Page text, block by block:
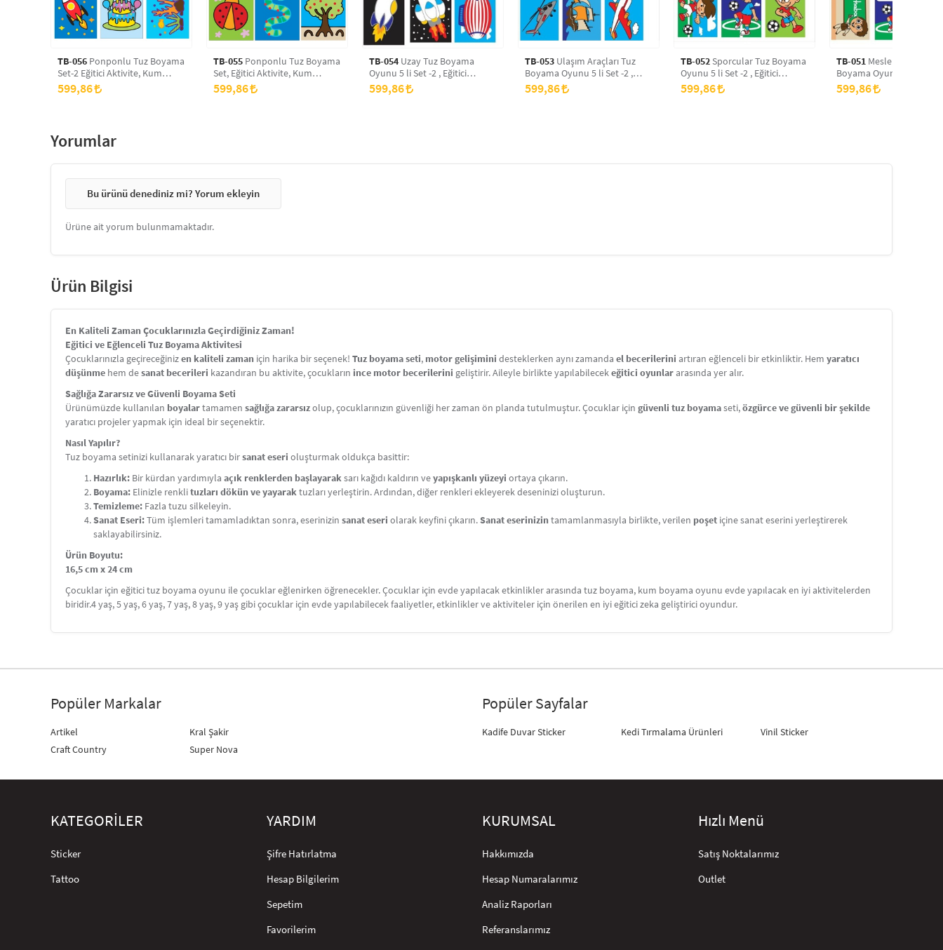
TB-056 Ponponlu Tuz Boyama
Set-2 Eğitici Aktivite, Kum
Boyama Oyunu
599,86
TB-055 Ponponlu Tuz Boyama
Set, Eğitici Aktivite, Kum
Boyama Oyunu
599,86
TB-054 Uzay Tuz Boyama
Oyunu 5 li Set -2 , Eğitici
Aktivite , Kum Boyama Oyunu
TB-054
599,86
TB-053 Ulaşım Araçları Tuz
Boyama Oyunu 5 li Set -2 ,
Eğitici Aktivite , Kum Boyama
Oyunu TB-053
599,86
TB-052 Sporcular Tuz Boyama
Oyunu 5 li Set -2 , Eğitici
Aktivite , Kum Boyama Oyunu
TB-052
599,86
TB-051 Meslekler -2 Tuz
Boyama Oyunu 5 li Set -2
Eğitici Aktivite , Kum
Oyunu TB-051
599,86
Yorumlar
Bu ürünü denediniz mi? Yorum ekleyin
Ürüne ait yorum bulunmamaktadır.
Ürün Bilgisi
En Kaliteli Zaman Çocuklarınızla Geçirdiğiniz Zaman!
Eğitici ve Eğlenceli Tuz Boyama Aktivitesi
Çocuklarınızla geçireceğinizen kaliteli zaman için harika bir seçenek! Tuz boyama seti, motor gelişimini desteklerken aynı zamanda el becerilerini artıran eğlenceli bir etkinliktir. Hem yaratıcı
düşünme hem desanat becerileri kazandıran bu aktivite, çocukların ince motor becerilerini geliştirir. Aileyle birlikte yapılabilecekeğitici oyunlararasında yer alır.
Sağlığa Zararsız ve Güvenli Boyama Seti
Ürünümüzde kullanılan boyalartamamen sağlığa zararsızolup, çocuklarınızın güvenliği her zaman ön planda tutulmuştur. Çocuklar için güvenli tuz boyamaseti,özgürce ve güvenli bir şekilde
yaratıcı projeler yapmak için ideal bir seçenektir.
Nasıl Yapılır?
Tuz boyama setinizi kullanarak yaratıcı birsanat eseri oluşturmak oldukça basittir:
Hazırlık: Bir kürdan yardımıyla açık renklerden başlayaraksarı kağıdı kaldırın veyapışkanlı yüzeyi ortaya çıkarın.
Boyama: Elinizle renklituzları dökün ve yayaraktuzları yerleştirin. Ardından, diğer renkleri ekleyerek deseninizi oluşturun.
Temizleme: Fazla tuzu silkeleyin.
Sanat Eseri:Tüm işlemleri tamamladıktan sonra, eserinizin sanat eseri olarak keyfini çıkarın.Sanat eserinizintamamlanmasıyla birlikte, verilen poşet içine sanat eserini yerleştirerek
saklayabilirsiniz.
Ürün Boyutu:
16,5 cm x 24 cm
Çocuklar için eğitici tuz boyama oyunu ile çocuklar eğlenirken öğrenecekler. Çocuklar için evde yapılacak etkinlikler arasında tuz boyama, kum boyama oyunu evde yapılacak en iyi aktivitelerden
biridir.4 yaş, 5 yaş, 6 yaş, 7 yaş, 8 yaş, 9 yaş gibi çocuklar için evde yapılabilecek faaliyetler, etkinlikler ve aktiviteler için önerilen en iyi eğitici zeka geliştirici oyundur.
Popüler Markalar
Artikel
Craft Country
Kral Şakir
Super Nova
Popüler Sayfalar
Kadife Duvar Sticker Kedi Tırmalama Ürünleri Vinil Sticker
KATEGORİLER
Sticker
Tattoo
YARDIM
Şifre Hatırlatma
Hesap Bilgilerim
Sepetim
Favorilerim
KURUMSAL
Hakkımızda
Hesap Numaralarımız
Analiz Raporları
Referanslarımız
Hızlı Menü
Satış Noktalarımız
Outlet